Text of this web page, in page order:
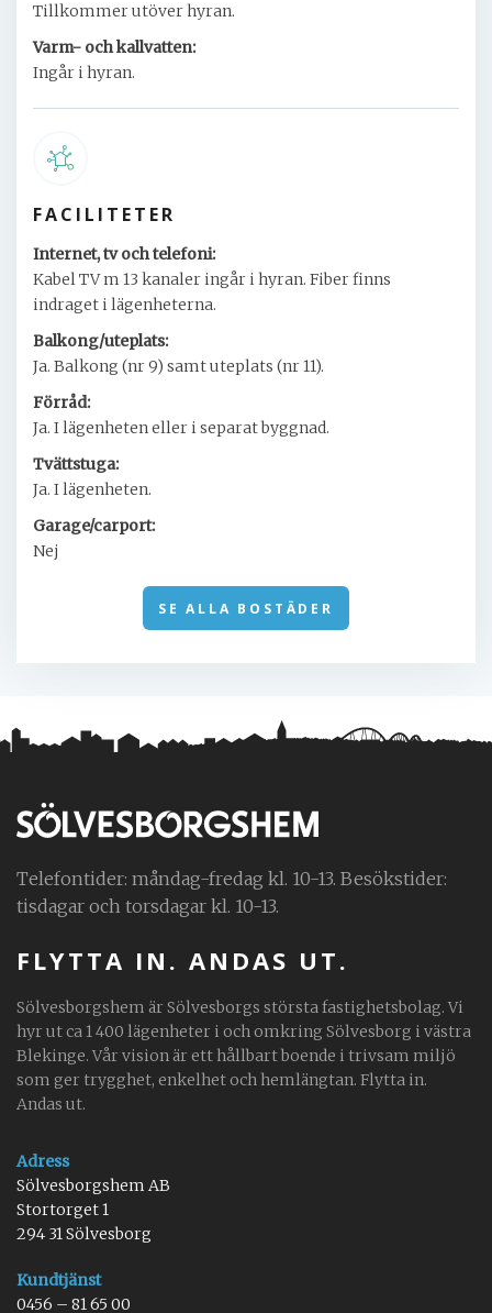
Tillkommer utöver hyran.
Varm- och kallvatten:
Ingår i hyran.
FACILITETER
Internet, tv och telefoni:
Kabel TV m 13 kanaler ingår i hyran. Fiber finns
indraget i lägenheterna.
Balkong/uteplats:
Ja. Balkong (nr 9) samt uteplats (nr 11).
Förråd:
Ja. I lägenheten eller i separat byggnad.
Tvättstuga:
Ja. I lägenheten.
Garage/carport:
Nej
SE ALLA BOSTÄDER
Telefontider: måndag-fredag kl. 10-13. Besökstider:
tisdagar och torsdagar kl. 10-13.
FLYTTA IN. ANDAS UT.
Sölvesborgshem är Sölvesborgs största fastighetsbolag. Vi
hyr ut ca 1 400 lägenheter i och omkring Sölvesborg i västra
Blekinge. Vår vision är ett hållbart boende i trivsam miljö
som ger trygghet, enkelhet och hemlängtan. Flytta in.
Andas ut.
Adress
Sölvesborgshem AB
Stortorget 1
294 31 Sölvesborg
Kundtjänst
0456 – 81 65 00